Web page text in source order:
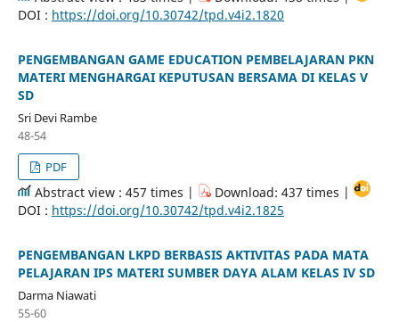
DOI : https://doi.org/10.30742/tpd.v4i2.1820
PENGEMBANGAN GAME EDUCATION PEMBELAJARAN PKN
MATERI MENGHARGAI KEPUTUSAN BERSAMA DI KELAS V
SD
Sri Devi Rambe
48-54
PDF
Abstract view : 457 times |
Download: 437 times |
DOI : https://doi.org/10.30742/tpd.v4i2.1825
PENGEMBANGAN LKPD BERBASIS AKTIVITAS PADA MATA
PELAJARAN IPS MATERI SUMBER DAYA ALAM KELAS IV SD
Darma Niawati
55-60